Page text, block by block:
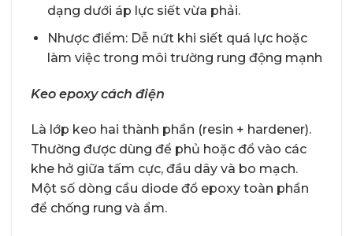
dạng dưới áp lực siết vừa phải.
Nhược điểm: Dễ nứt khi siết quá lực hoặc
làm việc trong môi trường rung động mạnh
Keo epoxy cách điện
Là lớp keo hai thành phần (resin + hardener).
Thường được dùng để phủ hoặc đổ vào các
khe hở giữa tấm cực, đầu dây và bo mạch.
Một số dòng cầu diode đổ epoxy toàn phần
để chống rung và ẩm.